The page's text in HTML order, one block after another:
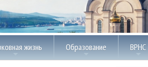
жизнь Образование ВРНС